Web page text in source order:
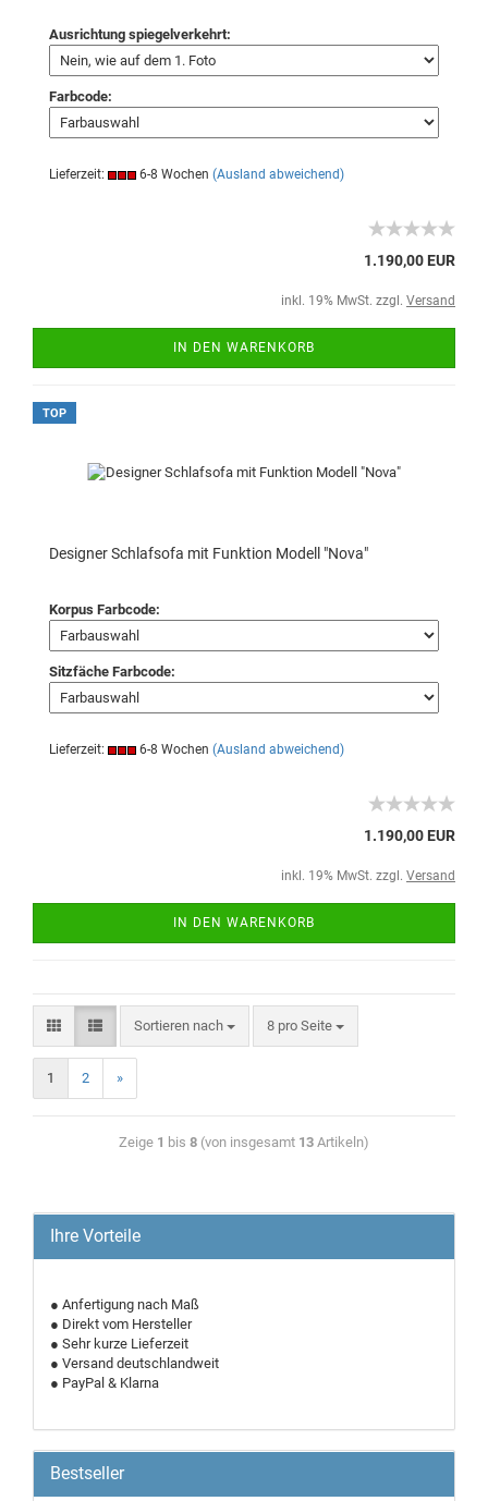
Ausrichtung spiegelverkehrt:
Farbcode:
Lieferzeit: 6-8 Wochen (Ausland abweichend)
1.190,00 EUR
inkl. 19% MwSt. zzgl. Versand
IN DEN WARENKORB
TOP
Designer Schlafsofa mit Funktion Modell "Nova"
Korpus Farbcode:
Sitzfäche Farbcode:
Lieferzeit: 6-8 Wochen (Ausland abweichend)
1.190,00 EUR
inkl. 19% MwSt. zzgl. Versand
IN DEN WARENKORB
Sortieren nach 8 pro Seite
1 2 »
Zeige 1 bis 8 (von insgesamt 13 Artikeln)
Ihre Vorteile
● Anfertigung nach Maß
● Direkt vom Hersteller
● Sehr kurze Lieferzeit
● Versand deutschlandweit
● PayPal & Klarna
Bestseller